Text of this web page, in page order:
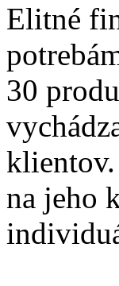
Elitné
30
klientov.
na jeho